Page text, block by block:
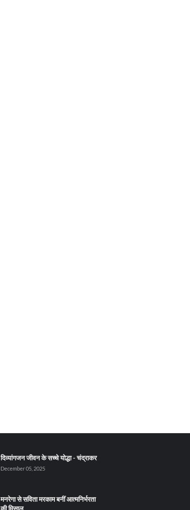
दिव्यांगजन जीवन के सच्चे योद्धा - चंद्राकर
December 05, 2025
मनरेगा से सविता मरकाम बनीं आत्मनिर्भरता
की मिसाल